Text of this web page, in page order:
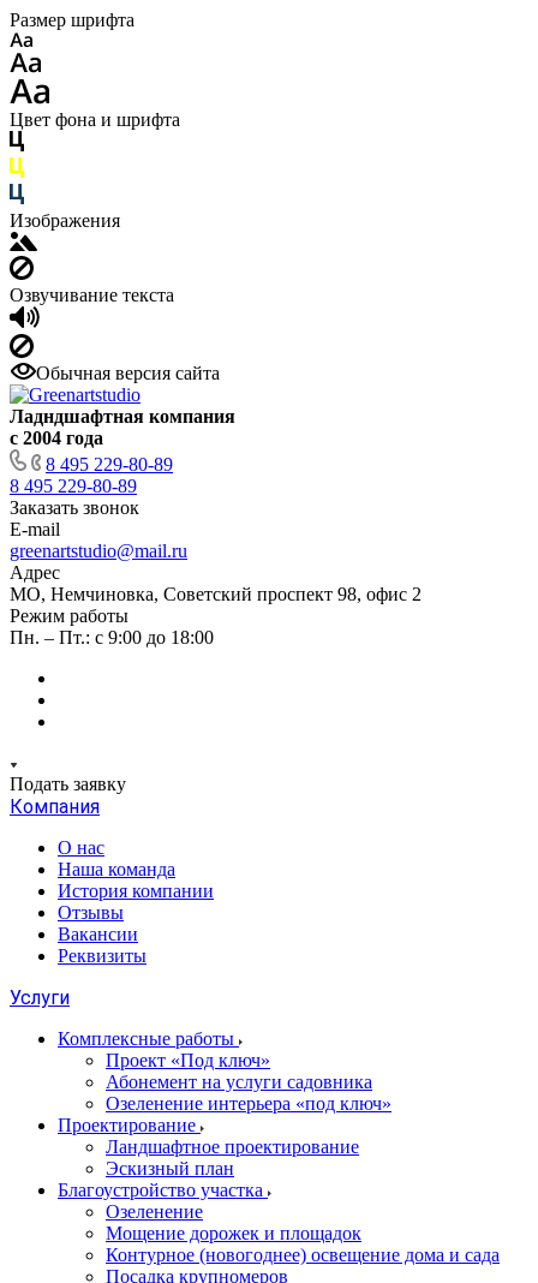
Размер шрифта
Цвет фона и шрифта
Изображения
Озвучивание текста
Обычная версия сайта
Ладндшафтная компания
с 2004 года
8 495 229-80-89
8 495 229-80-89
Заказать звонок
E-mail
greenartstudio@mail.ru
Адрес
МО, Немчиновка, Советский проспект 98, офис 2
Режим работы
Пн. – Пт.: с 9:00 до 18:00
Подать заявку
Компания
О нас
Наша команда
История компании
Отзывы
Вакансии
Реквизиты
Услуги
Комплексные работы
Проект «Под ключ»
Абонемент на услуги садовника
Озеленение интерьера «под ключ»
Проектирование
Ландшафтное проектирование
Эскизный план
Благоустройство участка
Озеленение
Мощение дорожек и площадок
Контурное (новогоднее) освещение дома и сада
Посадка крупномеров